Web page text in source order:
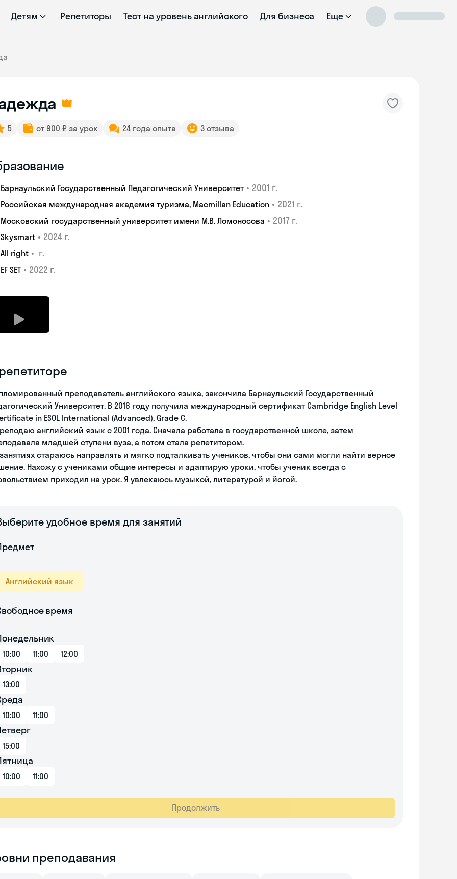
Детям Репетиторы Тест на уровень английского Для бизнеса Еще
5 от 900 ₽ за урок 24 года опыта 3 отзыва
Барнаульский Государственный Педагогический Университет • 2001 г.
Российская международная академия туризма, Macmillan Education • 2021 г.
Московский государственный университет имени М.В. Ломоносова • 2017 г.
Skysmart • 2024 г.
All right • г.
EF SET • 2022 г.
преподаватель английского языка, закончила Барнаульский Государственный
Университет. В 2016 году получила международный сертификат Cambridge English Level
in ESOL International (Advanced), Grade C.
английский язык с 2001 года. Сначала работала в государственной школе, затем
младшей ступени вуза, а потом стала репетитором.
стараюсь направлять и мягко подталкивать учеников, чтобы они сами могли найти верное
Нахожу с учениками общие интересы и адаптирую уроки, чтобы ученик всегда с
приходил на урок. Я увлекаюсь музыкой, литературой и йогой.
удобное время для занятий
Английский язык
время
10:00 11:00 12:00
13:00
10:00 11:00
15:00
10:00 11:00
Продолжить
преподавания